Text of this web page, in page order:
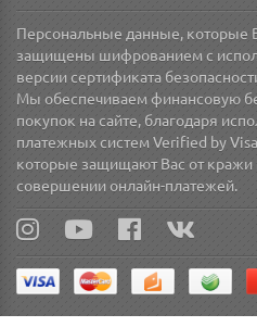
Персональные данные, которые
защищены шифрованием с
версии сертификата
Мы обеспечиваем финансовую
покупок на сайте, благодаря
платежных систем Verified by
которые защищают Вас от
совершении онлайн-платежей.